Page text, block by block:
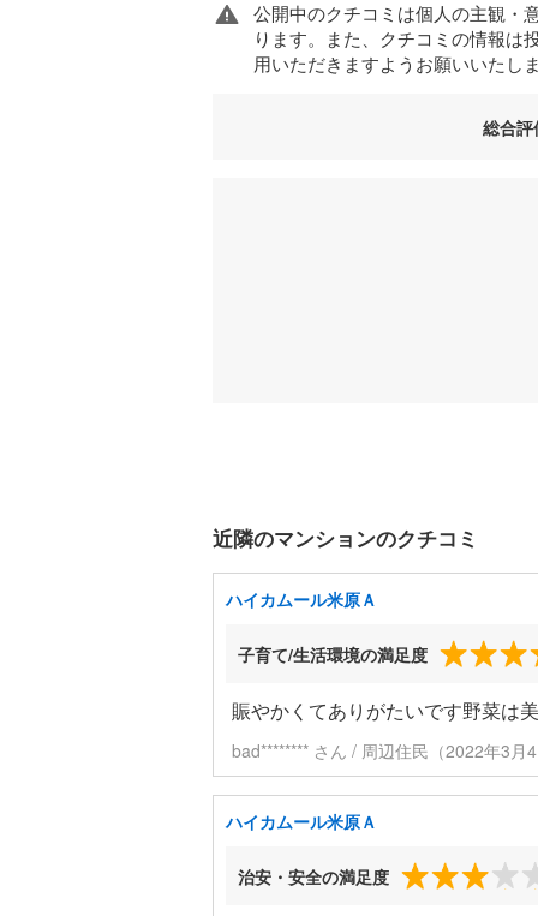
公開中のクチコミは個人の主観・
ります。また、クチコミの情報は
用いただきますようお願いいたし
総合評
近隣のマンションのクチコミ
ハイカムール米原Ａ
子育て/生活環境の満足度
賑やかくてありがたいです野菜は
bad******** さん / 周辺住民（2022年3月
ハイカムール米原Ａ
治安・安全の満足度